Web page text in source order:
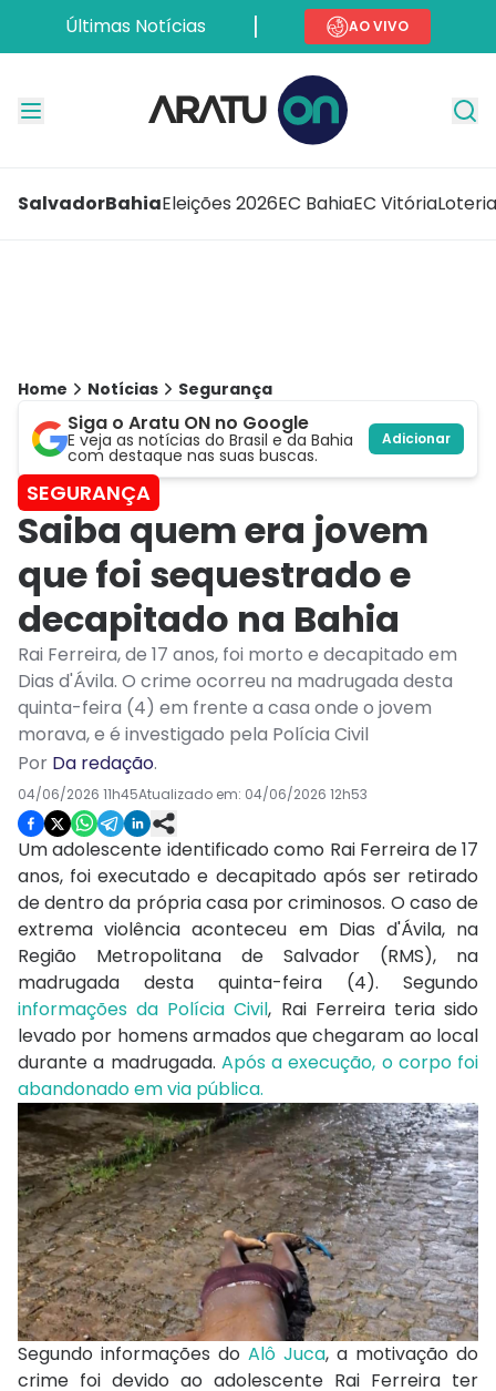
Últimas Notícias AO VIVO
SalvadorBahiaEleições 2026EC BahiaEC Vitória
Home Notícias Segurança
Siga o Aratu ON no Google
E veja as notícias do Brasil e da Bahia
com destaque nas suas buscas.
Adicionar
SEGURANÇA
Saiba quem era jovem
que foi sequestrado e
decapitado na Bahia
Rai Ferreira, de 17 anos, foi morto e decapitado em
Dias d'Ávila. O crime ocorreu na madrugada desta
quinta-feira (4) em frente a casa onde o jovem
morava, e é investigado pela Polícia Civil
Por Da redação.
04/06/2026 11h45Atualizado em: 04/06/2026 12h53
Um adolescente identificado como Rai Ferreira de 17
anos, foi executado e decapitado após ser retirado
de dentro da própria casa por criminosos. O caso de
extrema violência aconteceu em Dias d'Ávila, na
Região Metropolitana de Salvador (RMS), na
madrugada desta quinta-feira (4). Segundo
informações da Polícia Civil, Rai Ferreira teria sido
levado por homens armados que chegaram ao local
durante a madrugada. Após a execução, o corpo foi
abandonado em via pública.
Segundo informações do Alô Juca, a motivação do
crime foi devido ao adolescente Rai Ferreira ter